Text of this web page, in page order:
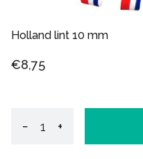
Holland lint 10 mm
€8,75
− +